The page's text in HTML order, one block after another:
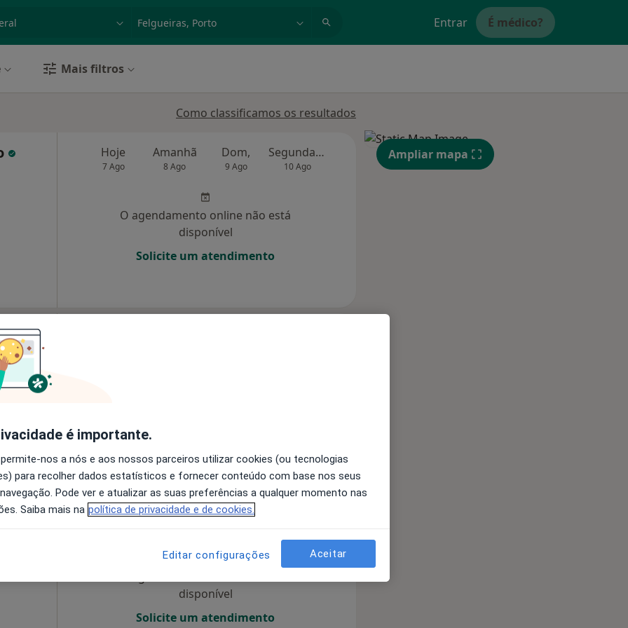
doença ou nome Entrar É médico?
Mais filtros
Como classificamos os resultados
Hoje
7 Ago
Amanhã
8 Ago
Dom,
9 Ago
Segunda-feira
10 Ago
Qua Qui,
13 Ago
O agendamento online não está
disponível
Solicite um atendimento
Solicite um atendimento
Hoje Amanhã Dom,
disponível
Solicite um atendimento
Ampliar mapa
é importante.
nos a nós e aos nossos parceiros utilizar cookies (ou tecnologias
para recolher dados estatísticos e fornecer conteúdo com base nos seus
Pode ver e atualizar as suas preferências a qualquer momento nas
Saiba mais na política de privacidade e de cookies.
Editar configurações Aceitar